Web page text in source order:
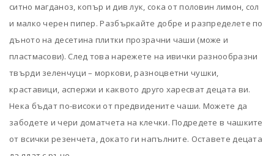
ситно магданоз, копър и див лук, сока от половин лимон, сол
и малко черен пипер. Разбъркайте добре и разпределете по
дъното на десетина плитки прозрачни чаши (може и
пластмасови). След това нарежете на ивички разнообразни
твърди зеленчуци – моркови, разноцветни чушки,
краставици, аспержи и каквото друго харесват децата ви.
Нека бъдат по-високи от предвидените чаши. Можете да
забодете и чери доматчета на клечки. Подредете в чашките
от всички резенчета, докато ги напълните. Оставете децата